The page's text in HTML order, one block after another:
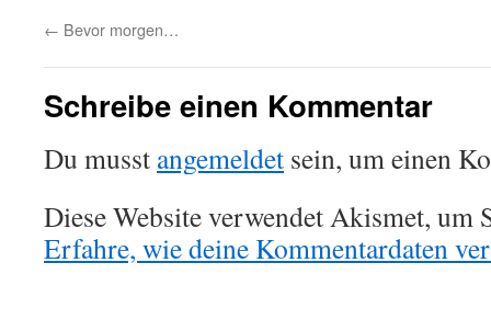
← Bevor morgen…
Schreibe einen Kommentar
Du musst angemeldet sein, um einen
Diese Website verwendet Akismet, um
Erfahre, wie deine Kommentardaten